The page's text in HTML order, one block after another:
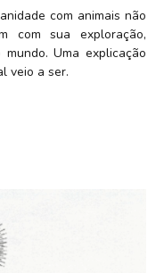
com animais não
com sua exploração,
Uma explicação
veio a ser.